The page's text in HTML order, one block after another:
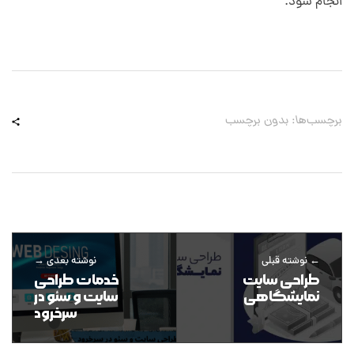
برچسب‌ها: بدون برچسب
نوشته قبلی
طراحی سایت
نمایشگاهی
نوشته بعدی
خدمات طراحی
سایت و سئو در
سرخرود